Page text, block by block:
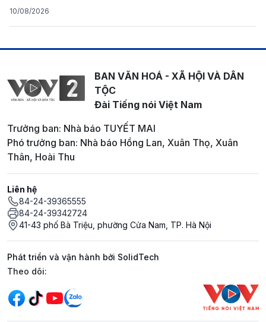
10/08/2026
BAN VĂN HOÁ - XÃ HỘI VÀ DÂN
TỘC
Đài Tiếng nói Việt Nam
Trưởng ban: Nhà báo TUYẾT MAI
Phó trưởng ban: Nhà báo Hồng Lan, Xuân Thọ, Xuân
Thân, Hoài Thu
Liên hệ
84-24-39365555
84-24-39342724
41-43 phố Bà Triệu, phường Cửa Nam, TP. Hà Nội
Phát triển và vận hành bởi SolidTech
Mạng xã hội
Theo dõi: